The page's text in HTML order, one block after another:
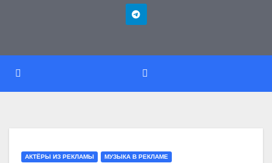
АКТЁРЫ ИЗ РЕКЛАМЫ МУЗЫКА В РЕКЛАМЕ